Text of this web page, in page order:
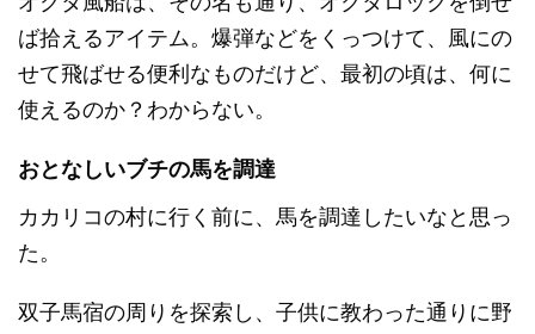
ば拾えるアイテム。爆弾などをくっつけて、風にの
せて飛ばせる便利なものだけど、最初の頃は、何に
使えるのか？わからない。
おとなしいブチの馬を調達
カカリコの村に行く前に、馬を調達したいなと思っ
た。
双子馬宿の周りを探索し、子供に教わった通りに野